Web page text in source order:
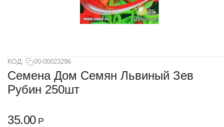
КОД: 00-00023296
Семена Дом Семян Львиный Зев
Рубин 250шт
35.00 Р